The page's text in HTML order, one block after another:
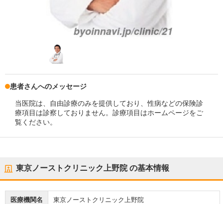
患者さんへのメッセージ
当医院は、自由診療のみを提供しており、性病などの保険診
療項目は診察しておりません。診療項目はホームページをご
覧ください。
東京ノーストクリニック上野院の基本情報
医療機関名 東京ノーストクリニック上野院